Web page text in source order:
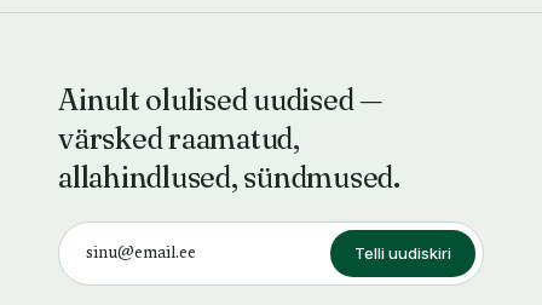
Ainult olulised uudised —
värsked raamatud,
allahindlused, sündmused.
Telli uudiskiri